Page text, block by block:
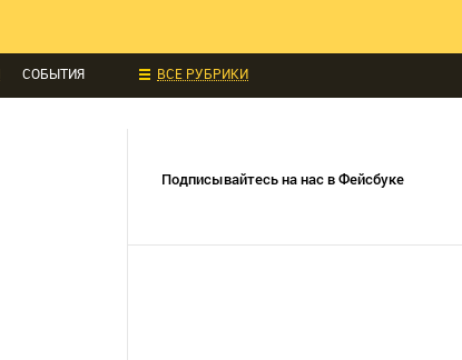
ВСЕ РУБРИКИ
СОБЫТИЯ
Подписывайтесь на нас в Фейсбуке